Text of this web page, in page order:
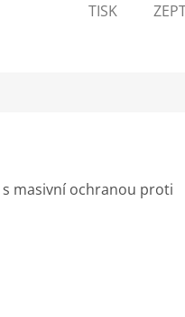
TISK
masivní ochranou proti